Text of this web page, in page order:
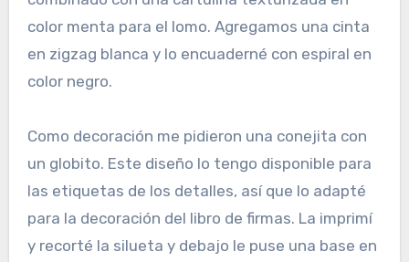
color menta para el lomo. Agregamos una cinta
en zigzag blanca y lo encuaderné con espiral en
color negro.
Como decoración me pidieron una conejita con
un globito. Este diseño lo tengo disponible para
las etiquetas de los detalles, así que lo adapté
para la decoración del libro de firmas. La imprimí
y recorté la silueta y debajo le puse una base en